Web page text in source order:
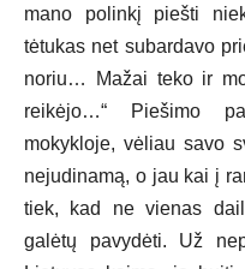
mano polinkį piešti
tėtukas net subardavo
noriu… Mažai teko ir
reikėjo…“ Piešimo
mokykloje, vėliau savo
nejudinamą, o jau kai į
tiek, kad ne vienas
galėtų pavydėti. Už